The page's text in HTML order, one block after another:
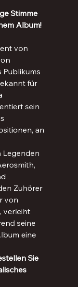
Stimme
Album!
von
Publikums
für
sein
an
Legenden
Zuhörer
von
verleiht
seine
eine
Sie